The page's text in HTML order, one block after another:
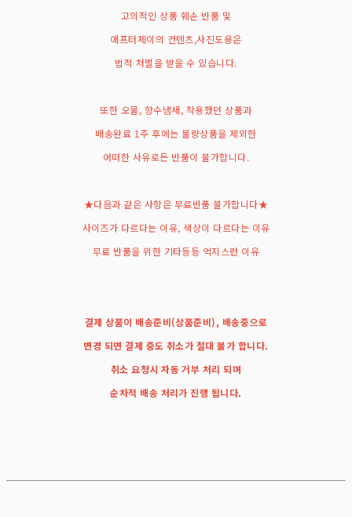
고의적인 상품 훼손 반품 및
애프터제이의 컨텐츠,사진도용은
법적 처벌을 받을 수 있습니다.
또한 오물, 향수냄새, 착용했던 상품과
배송완료 1주 후에는 불량상품을 제외한
어떠한 사유로든 반품이 불가합니다.
★다음과 같은 사항은 무료반품 불가합니다★
사이즈가 다르다는 이유, 색상이 다르다는 이유
무료 반품을 위한 기타등등 억지스런 이유
결제 상품이 배송준비(상품준비), 배송중으로
변경 되면 결제 중도 취소가 절대 불가 합니다.
취소 요청시 자동 거부 처리 되며
순차적 배송 처리가 진행 됩니다.